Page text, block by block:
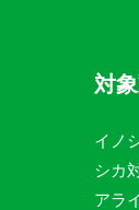
対
イノ
シカ
アラ